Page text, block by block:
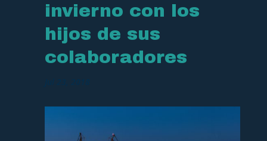
invierno con los
hijos de sus
colaboradores